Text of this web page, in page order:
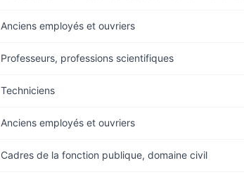
Anciens employés et ouvriers
Professeurs, professions scientifiques
Techniciens
Anciens employés et ouvriers
Cadres de la fonction publique, domaine civil